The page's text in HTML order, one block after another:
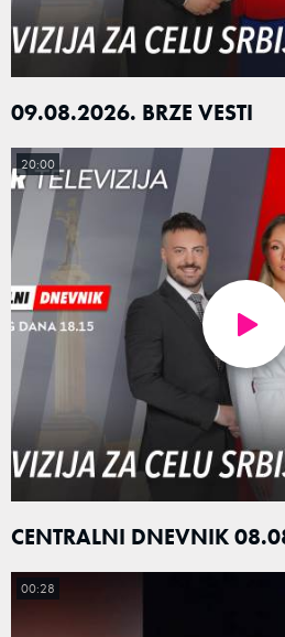
09.08.2026. BRZE VESTI
CENTRALNI DNEVNIK
20:00
00:28